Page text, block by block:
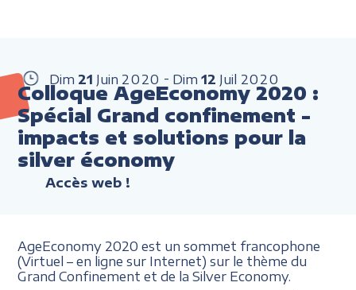
Dim 21 Juin 2020 Dim 12 Juil 2020
Colloque AgeEconomy 2020 :
Spécial Grand confinement -
impacts et solutions pour la
silver économy
Accès web !
AgeEconomy 2020 est un sommet francophone
(Virtuel – en ligne sur Internet) sur le thème du
Grand Confinement et de la Silver Economy.